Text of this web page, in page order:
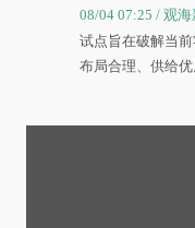
08/04 07:25 / 观海
试点旨在破解当
布局合理、供给